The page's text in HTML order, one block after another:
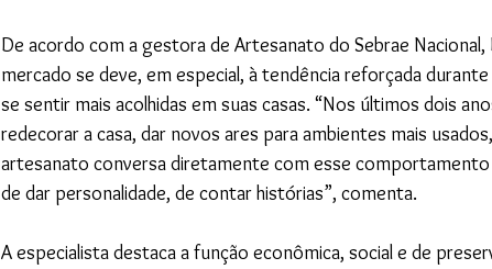
De acordo com a gestora de Artesanato do Sebrae
mercado se deve, em especial, à tendência reforçada
se sentir mais acolhidas em suas casas. “Nos últimos dois
redecorar a casa, dar novos ares para ambientes mais
artesanato conversa diretamente com esse
de dar personalidade, de contar histórias”, comenta.
A especialista destaca a função econômica, social e de